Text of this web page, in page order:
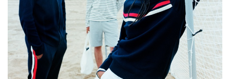
AUTO
LIEUX TENDANCES
BEAUTÉ